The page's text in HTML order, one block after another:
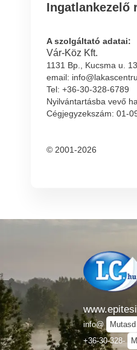
Ingatlankezelő
A szolgáltató adatai:
Vár-Köz Kft.
1131 Bp., Kucsma u.
email:
Tel: +36-30-328-6789
Nyilvántartásba vevő
Cégjegyzekszám: 01-
© 2001-2026
info@
Mutasd
+36-30-328-